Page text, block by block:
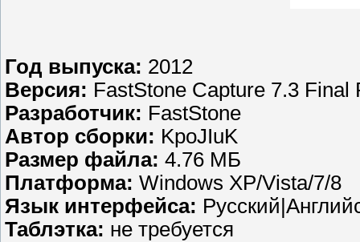
Год выпуска: 2012
Версия: FastStone Capture 7.3 Final
Разработчик: FastStone
Автор сборки: KpoJIuK
Размер файла: 4.76 МБ
Платформа: Windows XP/Vista/7/8
Язык интерфейса:
Таблэтка: не требуется